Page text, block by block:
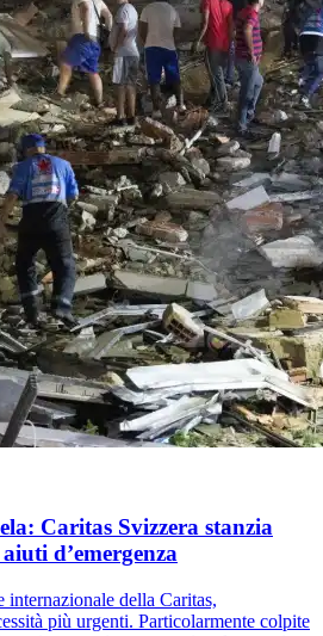
Caritas Svizzera stanzia
d’emergenza
internazionale della Caritas,
più urgenti. Particolarmente colpite